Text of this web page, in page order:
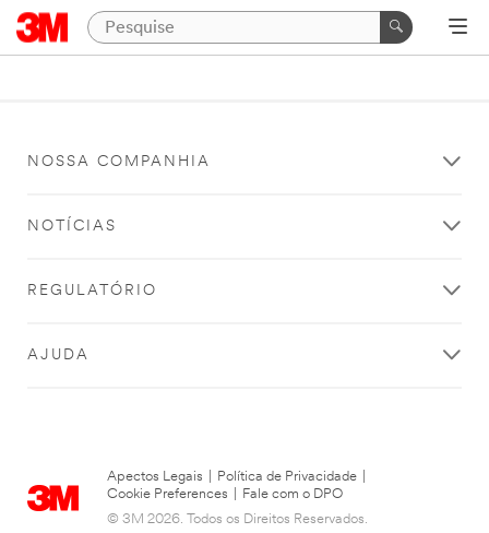
NOSSA COMPANHIA
NOTÍCIAS
REGULATÓRIO
AJUDA
Apectos Legais Política de Privacidade
Cookie Preferences
Fale com o DPO
© 3M 2026. Todos os Direitos Reservados.